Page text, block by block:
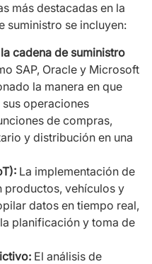
más destacadas en la
suministro se incluyen:
cadena de suministro
SAP, Oracle y Microsoft
la manera en que
operaciones
de compras,
y distribución en una
La implementación de
productos, vehículos y
datos en tiempo real,
planificación y toma de
El análisis de